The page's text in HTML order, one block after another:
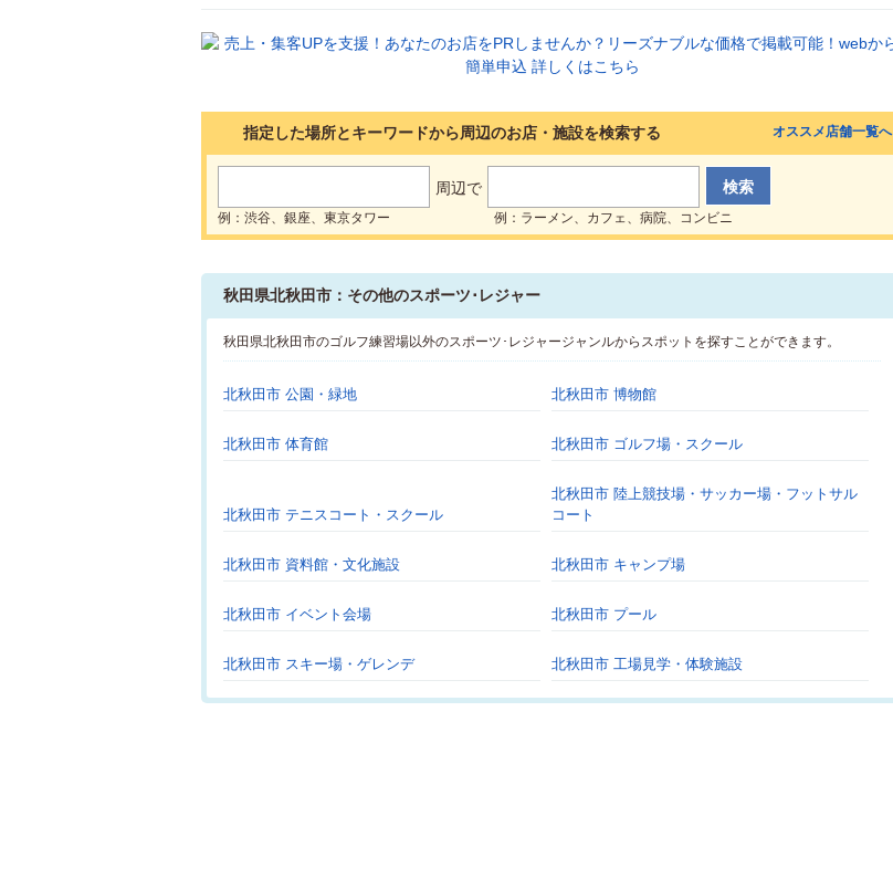
指定した場所とキーワードから周辺のお店・施設を検索する
周辺で
例：渋谷、銀座、東京タワー 例：ラーメン、カフェ、病院、コンビニ
オススメ店舗一覧へ
秋田県北秋田市：その他のスポーツ･レジャー
秋田県北秋田市のゴルフ練習場以外のスポーツ･レジャージャンルからスポットを探すことができます。
北秋田市 公園・緑地 北秋田市 博物館
北秋田市 体育館 北秋田市 ゴルフ場・スクール
北秋田市 テニスコート・スクール
北秋田市 陸上競技場・サッカー場・フットサル
コート
北秋田市 資料館・文化施設 北秋田市 キャンプ場
北秋田市 イベント会場 北秋田市 プール
北秋田市 スキー場・ゲレンデ 北秋田市 工場見学・体験施設